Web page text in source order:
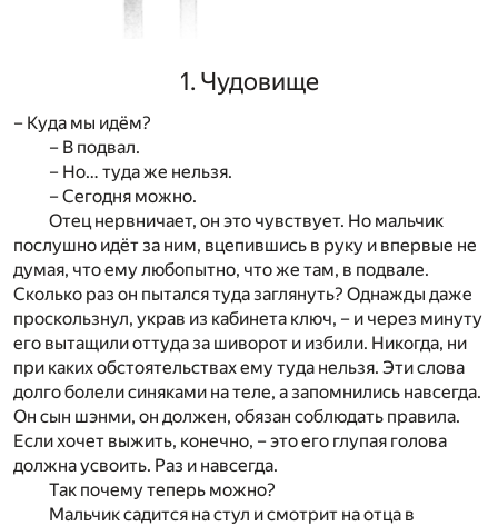
1. Чудовище
– Куда мы идём?
– В подвал.
– Но… туда же нельзя.
– Сегодня можно.
Отец нервничает, он это чувствует. Но мальчик
послушно идёт за ним, вцепившись в руку и впервые не
думая, что ему любопытно, что же там, в подвале.
Сколько раз он пытался туда заглянуть? Однажды даже
проскользнул, украв из кабинета ключ, – и через минуту
его вытащили оттуда за шиворот и избили. Никогда, ни
при каких обстоятельствах ему туда нельзя. Эти слова
долго болели синяками на теле, а запомнились навсегда.
Он сын шэнми, он должен, обязан соблюдать правила.
Если хочет выжить, конечно, – это его глупая голова
должна усвоить. Раз и навсегда.
Так почему теперь можно?
Мальчик садится на стул и смотрит на отца в